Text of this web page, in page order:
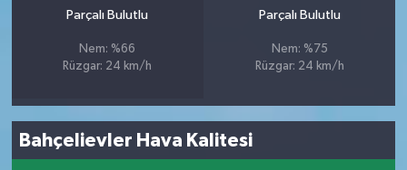
Parçalı Bulutlu
Nem: %66
Rüzgar: 24 km/h
Parçalı Bulutlu
Nem: %75
Rüzgar: 24 km/h
Bahçelievler Hava Kalitesi